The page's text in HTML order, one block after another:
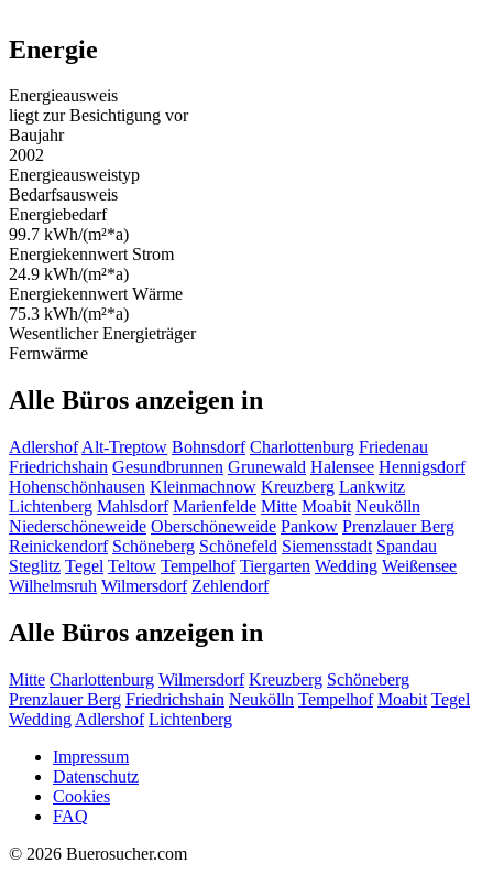
Energie
Energieausweis
liegt zur Besichtigung vor
Baujahr
2002
Energieausweistyp
Bedarfsausweis
Energiebedarf
99.7 kWh/(m²*a)
Energiekennwert Strom
24.9 kWh/(m²*a)
Energiekennwert Wärme
75.3 kWh/(m²*a)
Wesentlicher Energieträger
Fernwärme
Alle Büros anzeigen in
Adlershof Alt-Treptow Bohnsdorf Charlottenburg Friedenau
Friedrichshain Gesundbrunnen Grunewald Halensee Hennigsdorf
Hohenschönhausen Kleinmachnow Kreuzberg Lankwitz
Lichtenberg Mahlsdorf Marienfelde Mitte Moabit Neukölln
Niederschöneweide Oberschöneweide Pankow Prenzlauer Berg
Reinickendorf Schöneberg Schönefeld Siemensstadt Spandau
Steglitz Tegel Teltow Tempelhof Tiergarten Wedding Weißensee
Wilhelmsruh Wilmersdorf Zehlendorf
Alle Büros anzeigen in
Mitte Charlottenburg Wilmersdorf Kreuzberg Schöneberg
Prenzlauer Berg Friedrichshain Neukölln Tempelhof Moabit Tegel
Wedding Adlershof Lichtenberg
Impressum
Datenschutz
Cookies
FAQ
© 2026 Buerosucher.com